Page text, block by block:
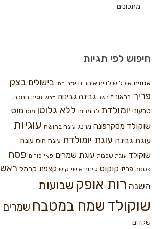
מתכונים
חיפוש לפי תגיות
אגוזים אוכל שילדים אוהבים אזני המן בישולים בצק
פריך בראוניז בשר גבינה גבינות דבש חגים חנוכה
טבעוני יומולדת לחמניות ללא גלוטן מוס מוס
שוקולד מסקרפונה מרנג עוגה בחושה עוגיות
עוגת גבינה עוגת יומולדת עוגת מוס עוגת
שוקולד עוגת שכבות עוגת שמרים פאי פורים פסח
פסטה פריז קוקוס קינוח אישי קיש קצפת קרמל ראש
השנה רות אופק שבועות
שוקולד שמח במטבח שמרים
שקדים